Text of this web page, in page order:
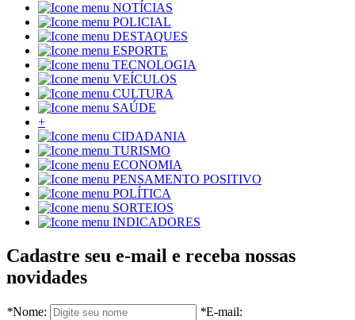
NOTÍCIAS
POLICIAL
DESTAQUES
ESPORTE
TECNOLOGIA
VEÍCULOS
CULTURA
SAÚDE
+
CIDADANIA
TURISMO
ECONOMIA
PENSAMENTO POSITIVO
POLÍTICA
SORTEIOS
INDICADORES
Cadastre seu e-mail e receba nossas
novidades
*Nome: *E-mail: